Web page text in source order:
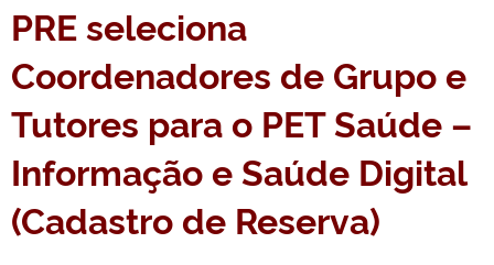
PRE seleciona
Coordenadores de Grupo e
Tutores para o PET Saúde –
Informação e Saúde Digital
(Cadastro de Reserva)